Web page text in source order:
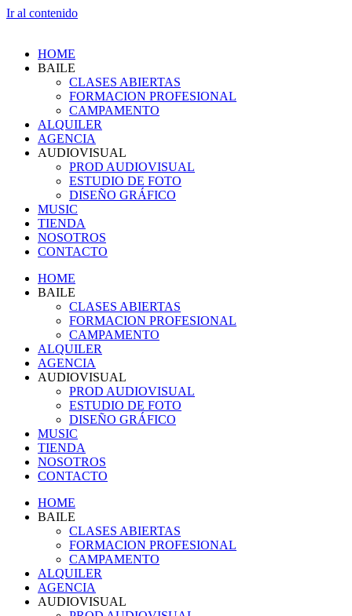
Ir al contenido
HOME
BAILE
CLASES ABIERTAS
FORMACION PROFESIONAL
CAMPAMENTO
ALQUILER
AGENCIA
AUDIOVISUAL
PROD AUDIOVISUAL
ESTUDIO DE FOTO
DISEÑO GRÁFICO
MUSIC
TIENDA
NOSOTROS
CONTACTO
HOME
BAILE
CLASES ABIERTAS
FORMACION PROFESIONAL
CAMPAMENTO
ALQUILER
AGENCIA
AUDIOVISUAL
PROD AUDIOVISUAL
ESTUDIO DE FOTO
DISEÑO GRÁFICO
MUSIC
TIENDA
NOSOTROS
CONTACTO
HOME
BAILE
CLASES ABIERTAS
FORMACION PROFESIONAL
CAMPAMENTO
ALQUILER
AGENCIA
AUDIOVISUAL